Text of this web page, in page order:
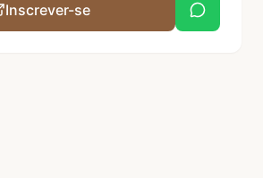
Inscrever-se